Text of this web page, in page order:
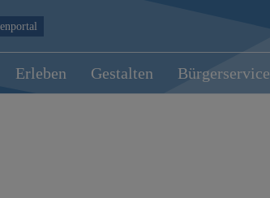
Erleben Gestalten Bürgerservice